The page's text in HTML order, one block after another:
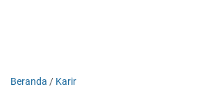
Beranda / Karir